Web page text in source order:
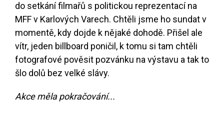
do setkání filmařů s politickou reprezentací na
MFF v Karlových Varech. Chtěli jsme ho sundat v
momentě, kdy dojde k nějaké dohodě. Přišel ale
vítr, jeden billboard poničil, k tomu si tam chtěli
fotografové pověsit pozvánku na výstavu a tak to
šlo dolů bez velké slávy.
Akce měla pokračování...